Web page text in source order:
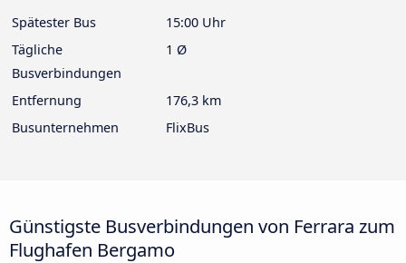
Spätester Bus
15:00 Uhr
Tägliche
Busverbindungen
1 Ø
Entfernung
176,3 km
Busunternehmen
FlixBus
Günstigste Busverbindungen von Ferrara zum
Flughafen Bergamo